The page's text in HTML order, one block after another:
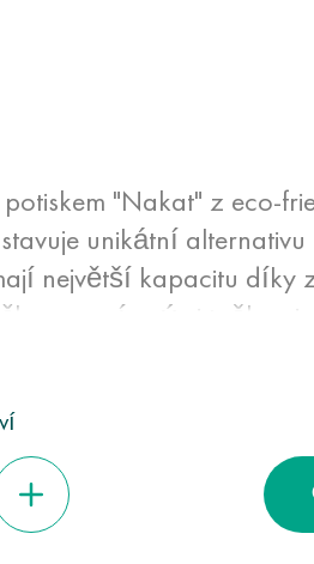
"Nakat" z eco-
unikátní
největší kapacitu díky
a papírovými taškami